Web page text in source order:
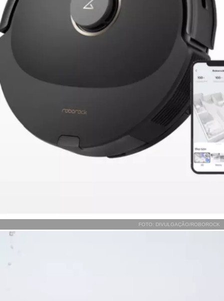
FOTO: DIVULGAÇÃO/ROBOROCK